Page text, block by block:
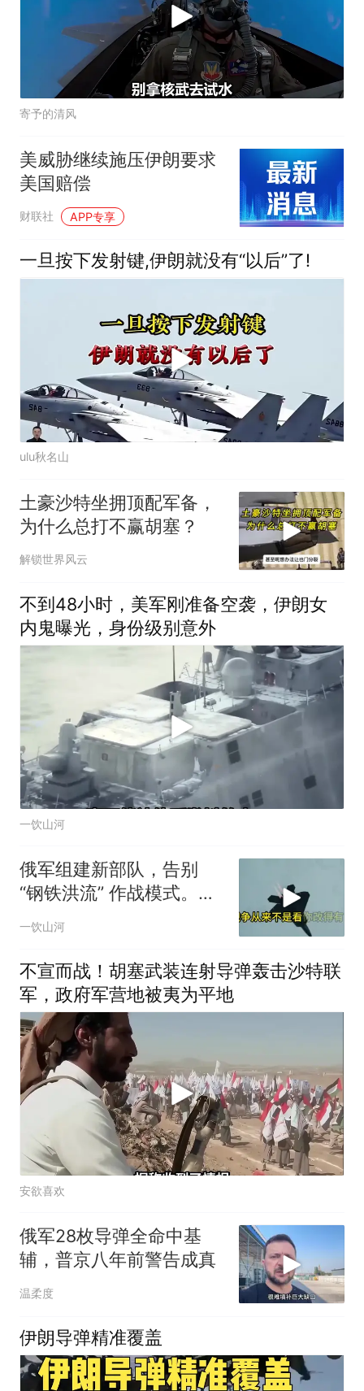
寄予的清风
美威胁继续施压伊朗要求
美国赔偿
财联社 APP专享
一旦按下发射键,伊朗就没有“以后”了!
ulu秋名山
土豪沙特坐拥顶配军备，
为什么总打不赢胡塞？
解锁世界风云
不到48小时，美军刚准备空袭，伊朗女
内鬼曝光，身份级别意外
一饮山河
俄军组建新部队，告别
“钢铁洪流” 作战模式。俄
军战法迎大转型
一饮山河
不宣而战！胡塞武装连射导弹轰击沙特联
军，政府军营地被夷为平地
安欲喜欢
俄军28枚导弹全命中基
辅，普京八年前警告成真
温柔度
伊朗导弹精准覆盖